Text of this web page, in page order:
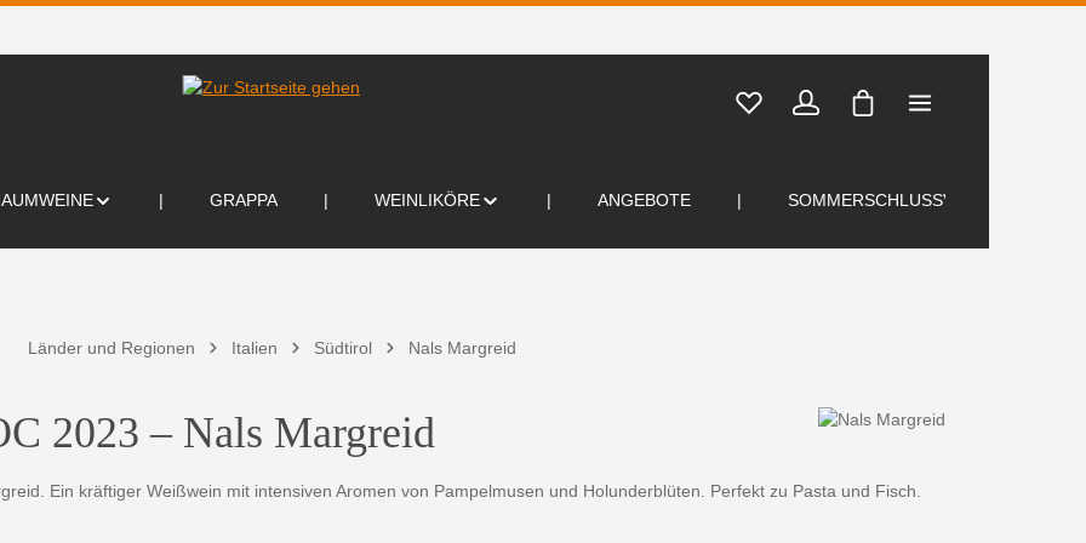
Warenkorb enthält 0
GRAPPA WEINLIKÖRE ANGEBOTE SOMMERSCHLUSSVERKAUF
Länder und Regionen Italien Südtirol Nals Margreid
2023 – Nals Margreid
Ein kräftiger Weißwein mit intensiven Aromen von Pampelmusen und Holunderblüten. Perfekt zu Pasta und Fisch.